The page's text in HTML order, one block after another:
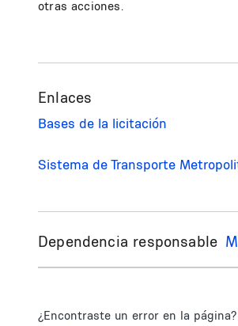
otras acciones.
Enlaces
Bases de la licitación
Sistema de Transporte
Dependencia responsable
¿Encontraste un error en la página?